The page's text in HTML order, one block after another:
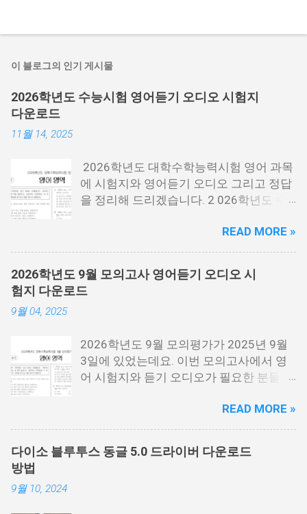
이 블로그의 인기 게시물
2026학년도 수능시험 영어듣기 오디오 시험지
다운로드
11월 14, 2025
2026학년도 대학수학능력시험 영어 과목
에 시험지와 영어듣기 오디오 그리고 정답
을 정리해 드리겠습니다. 2 026학년도 수
행한 시험 을 말하는데요. 2026년에 대학
에 들어가는 분들이 보는 시험입니다. 시험
지 필요한 분들은 아래 PDF파일을 다운로
드 받을 수 있습니다. 홀수랑 짝수가 나누
어져 있기 때문에 필요한 각각 필요한 분들
수] 수능 영어 짝수.pdf 수능 영어듣기 음성
수능 영어 정답지 수능 영어 정답지 수능
영어듣기 대본.pdf 영어듣기 대본.pdf 영어
시면 점3개를 눌르면 다운로드를 받을 수
있는 버튼이 나옵니다. 이걸 눌르시면 됩니
다. 수능 영어듣기.MP3 📌 2026학년도 수
능시험 원점수 등급컷 정리
READ MORE »
2026학년도 9월 모의고사 영어듣기 오디오 시
험지 다운로드
9월 04, 2025
2026학년도 9월 모의평가가 2025년 9월
3일에 있었는데요. 이번 모의고사에서 영
어 시험지와 듣기 오디오가 필요한 분들을
분들 모두 응원합니다. 이번 시험은 수능시
험전에 마지막 모의고사 시험으로 수능을
보는 분들에게 아주 중요한 시험입니다. 저
같은 경우에도 9월 시험은 수능때까지 여
READ MORE »
다이소 블루투스 동글 5.0 드라이버 다운로드
방법
9월 10, 2024